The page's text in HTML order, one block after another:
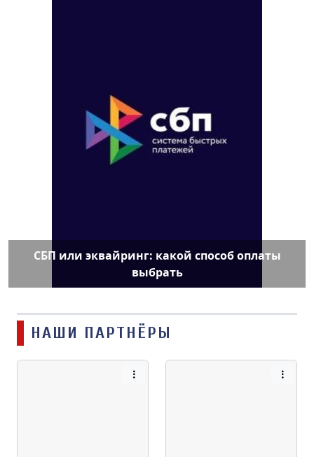
СБП или эквайринг: какой способ оплаты
выбрать
НАШИ ПАРТНЁРЫ